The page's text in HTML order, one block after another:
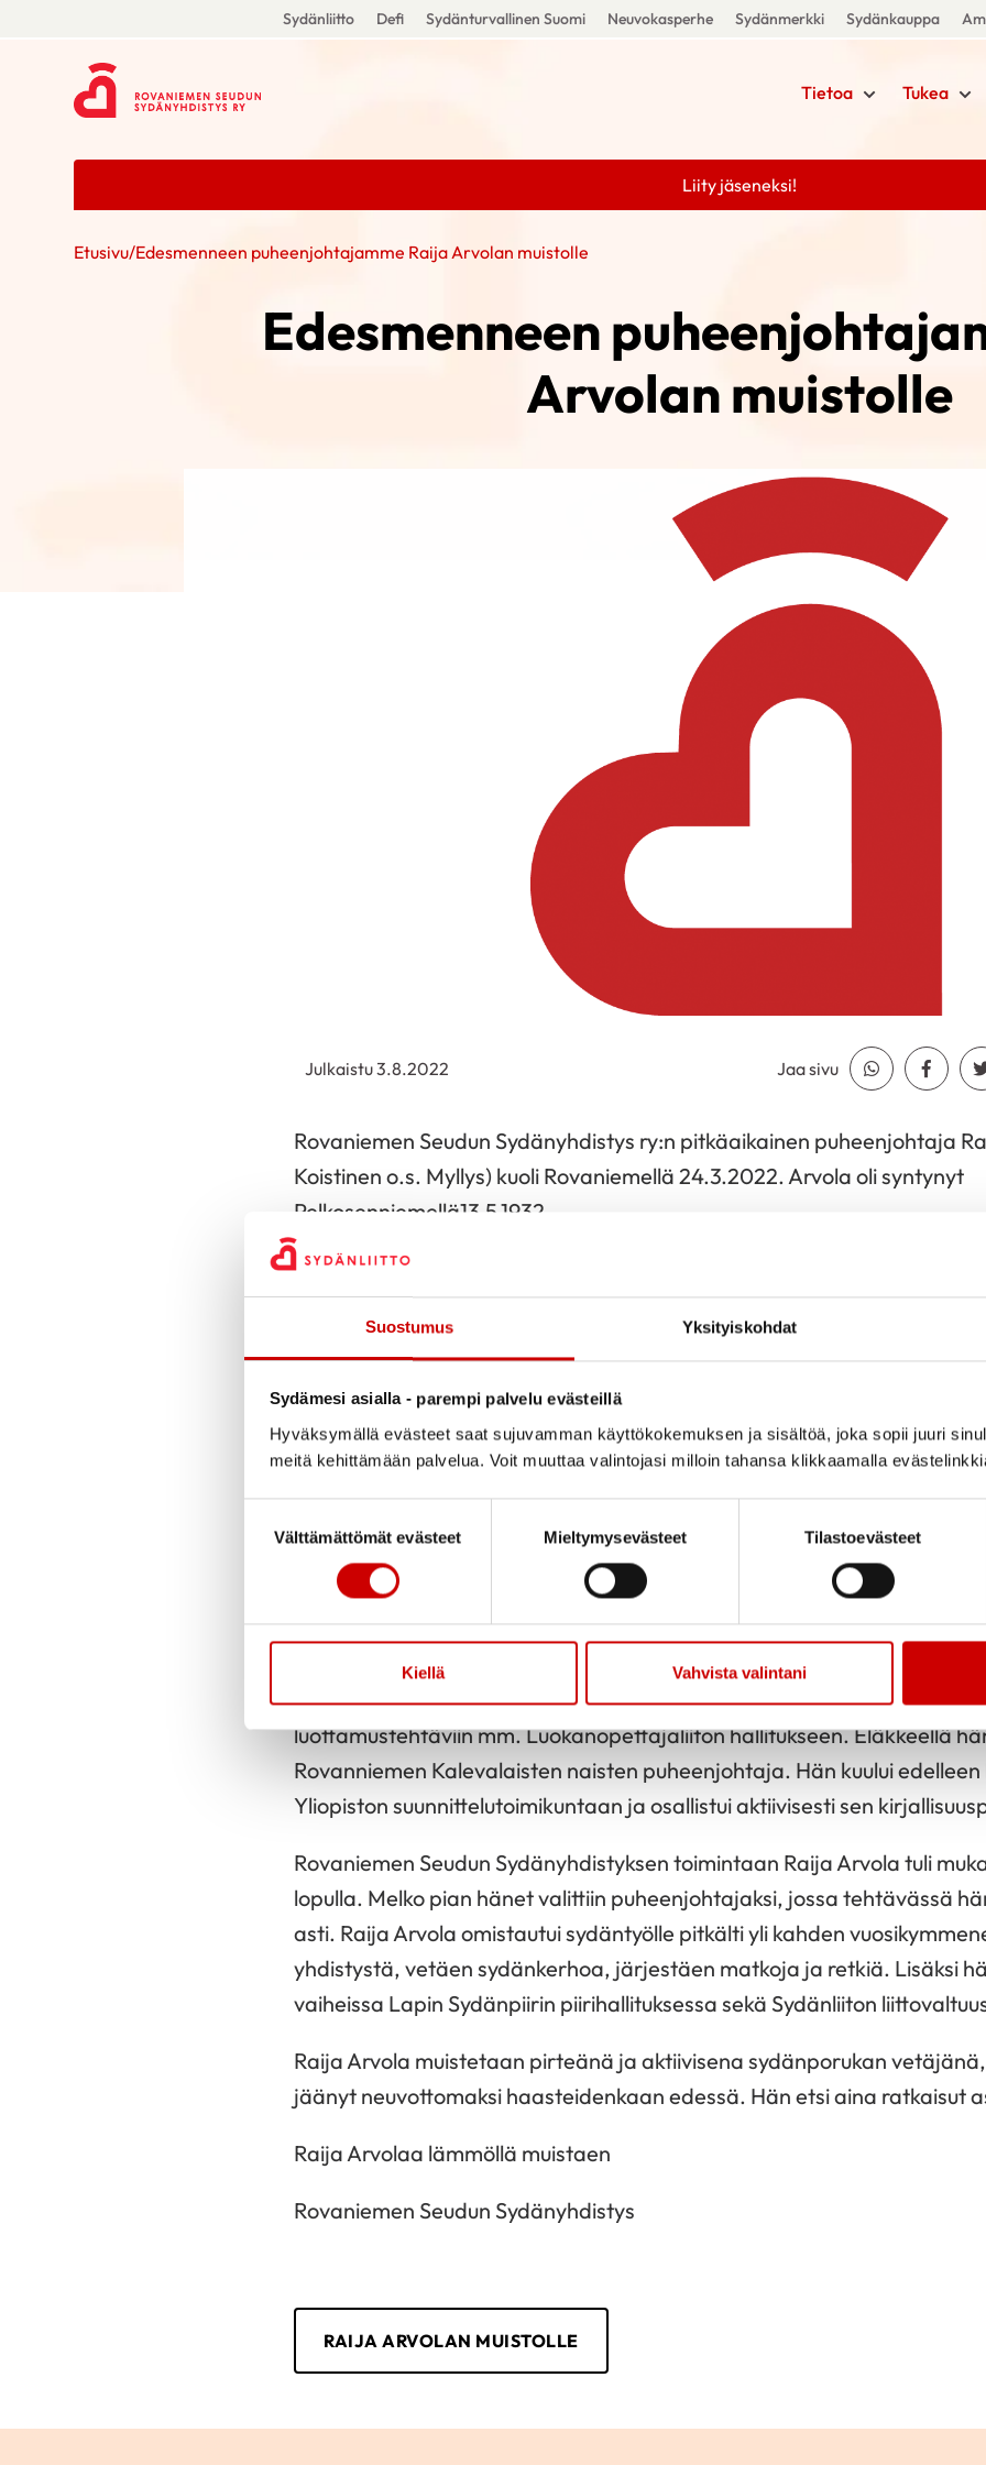
Suostumus Yksityiskohdat
Sydämesi asialla - parempi palvelu evästeillä
Hyväksymällä evästeet saat sujuvamman käyttökokemuksen ja sisältöä, joka sopii juuri
meitä kehittämään palvelua. Voit muuttaa valintojasi milloin tahansa klikkaamalla
Välttämättömät evästeet
Mieltymysevästeet Tilastoevästeet
Kiellä Vahvista valintani
Sydänliitto Defi Sydänturvallinen Suomi Neuvokasperhe Sydänmerkki Sydänkauppa
Tietoa Tukea
Liity jäseneksi!
Etusivu/Edesmenneen puheenjohtajamme Raija Arvolan muistolle
Edesmenneen
Arvolan muistolle
Julkaistu 3.8.2022 Jaa sivu Jaa Whatsapp
Jaa
Rovaniemen Seudun Sydänyhdistys ry:n pitkäaikainen puheenjohtaja
Koistinen o.s. Myllys) kuoli Rovaniemellä 24.3.2022. Arvola oli syntynyt
Pelkosenniemellä13.5.1932.
Raija Arvolan lapsuusvuosia varjostivat sota ja kaksi evakkomatkaa.
vei Kemijärvelle oppikouluun, josta opinnot jatkuivat Rovaniemen
kirjoitti ylioppilaaksi vuonna 1952. Samana vuonna hän sai opettajan
Valmistuttuaan Oulun opettajakorkeakoulusta nuoripari asettui Kittilän
Yhteinen aika katkesi melko pian Pauli-puolison menehtymiseen ja
lastensa kanssa. Myöhemmin hän tapasi opettaja-kirjailija Oiva
avioitui. Kotipaikaksi vakiintui Rovaniemi, jossa Raija ehti toimia
Eläkkeele hän jäi vuonna 1995.
Kulttuuri oli Raija Arvolalle sydämen asia. 1980-luvulla hän kiersi
koulujen kulttuurikasvatuksen kehittämiseksi.Lukemattomat olivat ne
esiintyi tai joita oli järjestämässä.Opettajan työn ohella Raija Arvolalla
luottamustehtäviin mm. Luokanopettajaliiton hallitukseen. Eläkkeellä
Rovanniemen Kalevalaisten naisten puheenjohtaja. Hän kuului
Yliopiston suunnittelutoimikuntaan ja osallistui aktiivisesti sen
Rovaniemen Seudun Sydänyhdistyksen toimintaan Raija Arvola tuli
lopulla. Melko pian hänet valittiin puheenjohtajaksi, jossa tehtävässä
asti. Raija Arvola omistautui sydäntyölle pitkälti yli kahden
yhdistystä, vetäen sydänkerhoa, järjestäen matkoja ja retkiä. Lisäksi
vaiheissa Lapin Sydänpiirin piirihallituksessa sekä Sydänliiton
Raija Arvola muistetaan pirteänä ja aktiivisena sydänporukan
jäänyt neuvottomaksi haasteidenkaan edessä. Hän etsi aina ratkaisut
Raija Arvolaa lämmöllä muistaen
Rovaniemen Seudun Sydänyhdistys
RAIJA ARVOLAN MUISTOLLE